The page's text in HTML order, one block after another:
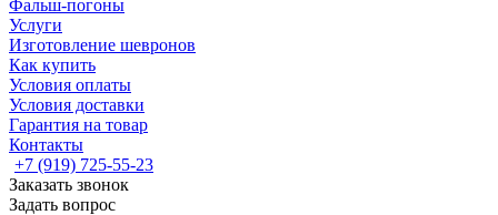
Фальш-погоны
Услуги
Изготовление шевронов
Как купить
Условия оплаты
Условия доставки
Гарантия на товар
Контакты
+7 (919) 725-55-23
Заказать звонок
Задать вопрос